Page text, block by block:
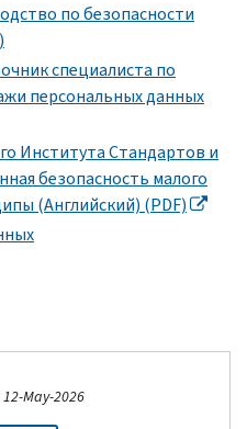
по безопасности
специалиста по
персональных данных
Института Стандартов и
безопасность малого
(Английский) (PDF)
May-2026